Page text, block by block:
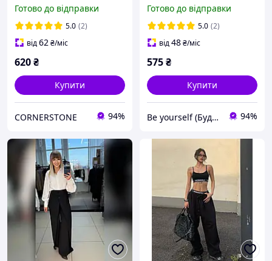
шоколад, рожевий,
двуніт.
Готово до відправки
5.0 (2)
від62₴/міс
620₴
Купити
CORNERSTONE 94%
52, чорний, сірий,
костюм.
Готово до відправки
5.0 (2)
від48₴/міс
575₴
Купити
Be yourself (Будь собою) 94%